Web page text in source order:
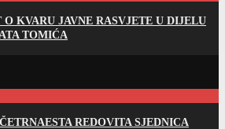
O KVARU JAVNE RASVJETE U DIJELU
TOMIĆA
REDOVITA SJEDNICA